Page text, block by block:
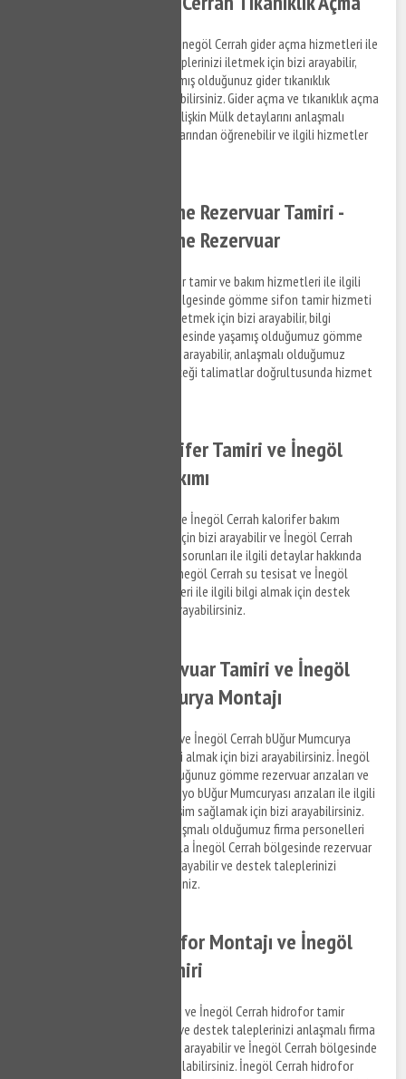
İnegöl Cerrah lavabo açma ve İnegöl Cerrah gider açma hizmetleri ile
ilgili bilgi almak ve destek taleplerinizi iletmek için bizi arayabilir,
İnegöl Cerrah bölgesinde yaşamış olduğunuz gider tıkanıklık
problemleri ile ilgili destek alabilirsiniz. Gider açma ve tıkanıklık açma
hizmetleri ve ilgili hizmetlere ilişkin Mülk detaylarını anlaşmalı
olduğumuz firmaların elemanlarından öğrenebilir ve ilgili hizmetler
İnegöl Cerrah Gömme Rezervuar Tamiri -
İnegöl Cerrah Gömme Rezervuar
İnegöl Cerrah gömme rezervuar tamir ve bakım hizmetleri ile ilgili
bilgi almak ve İnegöl Cerrah bölgesinde gömme sifon tamir hizmeti
hakkında destek taleplerinizi iletmek için bizi arayabilir, bilgi
alabilirsiniz. İnegöl Cerrah bölgesinde yaşamış olduğumuz gömme
rezervuar sorunları ile ilgili bizi arayabilir, anlaşmalı olduğumuz
firmaların personellerinin vereceği talimatlar doğrultusunda hizmet
İnegöl Cerrah Kalorifer Tamiri ve İnegöl
Cerrah Kalorifer Bakımı
İnegöl Cerrah kalorifer tamiri ve İnegöl Cerrah kalorifer bakım
hizmetleri ile ilgili bilgi almak için bizi arayabilir ve İnegöl Cerrah
bölgesinde yaşadığınız tesisat sorunları ile ilgili detaylar hakkında
bizimle iletişim kurabilirsiniz. İnegöl Cerrah su tesisat ve İnegöl
Cerrah kalorifer tamiri hizmetleri ile ilgili bilgi almak için destek
taleplerinizi iletmek için bizi arayabilirsiniz.
İnegöl Cerrah Rezervuar Tamiri ve İnegöl
Cerrah BUğur Mumcurya Montajı
İnegöl Cerrah rezervuar tamiri ve İnegöl Cerrah bUğur Mumcurya
montaj hizmetleri ile ilgili bilgi almak için bizi arayabilirsiniz. İnegöl
Cerrah bölgesinde yaşamış olduğunuz gömme rezervuar arızaları ve
mutfak bUğur Mumcuryası, banyo bUğur Mumcuryası arızaları ile ilgili
hizmet almak ve detaylara erişim sağlamak için bizi arayabilirsiniz.
Mülklendirme ve detayları anlaşmalı olduğumuz firma personelleri
gerçekleştirmektedir. Dolayısıyla İnegöl Cerrah bölgesinde rezervuar
tamir desteği almak için bizi arayabilir ve destek taleplerinizi
anlaşmalı kurumlara iletebilirsiniz.
İnegöl Cerrah Hidrofor Montajı ve İnegöl
Cerrah Hidrofor Tamiri
İnegöl Cerrah hidrofor montajı ve İnegöl Cerrah hidrofor tamir
hizmetleri ile ilgili bilgi almak ve destek taleplerinizi anlaşmalı firma
personellerine iletmek için bizi arayabilir ve İnegöl Cerrah bölgesinde
su tesisat tamiri ile ilgili bilgi alabilirsiniz. İnegöl Cerrah hidrofor